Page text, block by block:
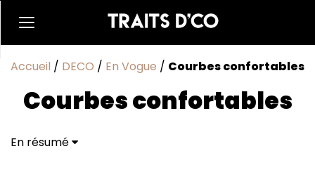
Accueil / DECO / En Vogue / Courbes confortables
Courbes confortables
En résumé